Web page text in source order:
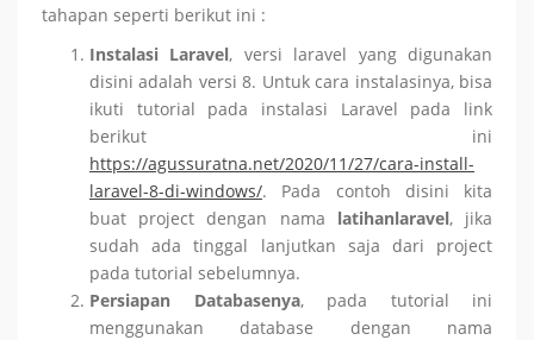
tahapan seperti berikut ini :
Instalasi Laravel, versi laravel yang digunakan
disini adalah versi 8. Untuk cara instalasinya, bisa
ikuti tutorial pada instalasi Laravel pada link
berikut ini
https://agussuratna.net/2020/11/27/cara-install-
laravel-8-di-windows/. Pada contoh disini kita
buat project dengan nama latihanlaravel, jika
sudah ada tinggal lanjutkan saja dari project
pada tutorial sebelumnya.
Persiapan Databasenya, pada tutorial ini
menggunakan database dengan nama